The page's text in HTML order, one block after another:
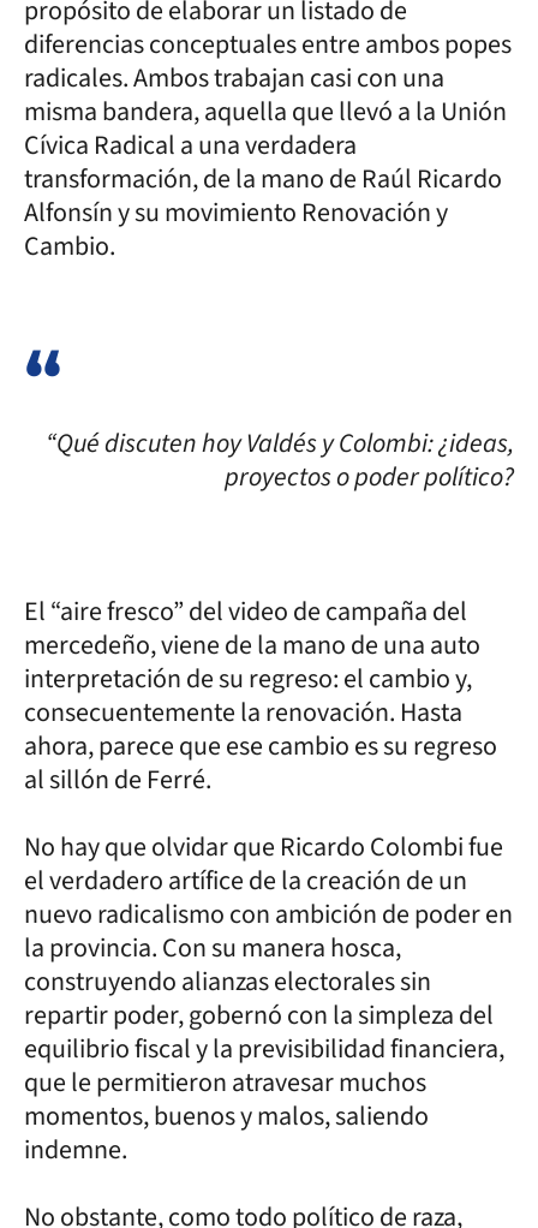
propósito de elaborar un listado de
diferencias conceptuales entre ambos popes
radicales. Ambos trabajan casi con una
misma bandera, aquella que llevó a la Unión
Cívica Radical a una verdadera
transformación, de la mano de Raúl Ricardo
Alfonsín y su movimiento Renovación y
Cambio.
“Qué discuten hoy Valdés y Colombi: ¿ideas,
proyectos o poder político?
El “aire fresco” del video de campaña del
mercedeño, viene de la mano de una auto
interpretación de su regreso: el cambio y,
consecuentemente la renovación. Hasta
ahora, parece que ese cambio es su regreso
al sillón de Ferré.
No hay que olvidar que Ricardo Colombi fue
el verdadero artífice de la creación de un
nuevo radicalismo con ambición de poder en
la provincia. Con su manera hosca,
construyendo alianzas electorales sin
repartir poder, gobernó con la simpleza del
equilibrio fiscal y la previsibilidad financiera,
que le permitieron atravesar muchos
momentos, buenos y malos, saliendo
indemne.
No obstante, como todo político de raza,